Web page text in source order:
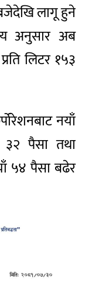
लागू हुने
अनुसार अब
लिटर १५३
नयाँ
३२ पैसा तथा
५४ पैसा बढेर